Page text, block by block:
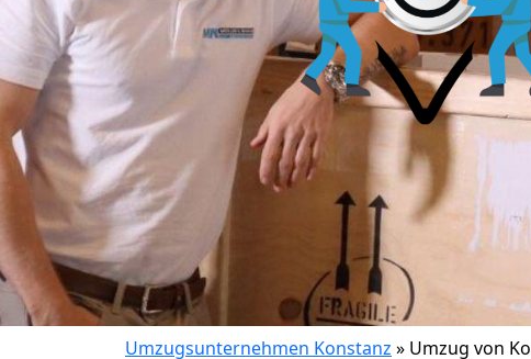
Umzugsunternehmen Konstanz » Umzug von